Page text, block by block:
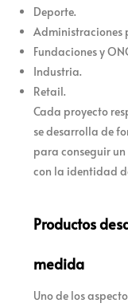
Deporte.
Administraciones
Fundaciones y
Industria.
Retail.
Cada proyecto
se desarrolla de
para conseguir
con la identidad
Productos
medida
Uno de los